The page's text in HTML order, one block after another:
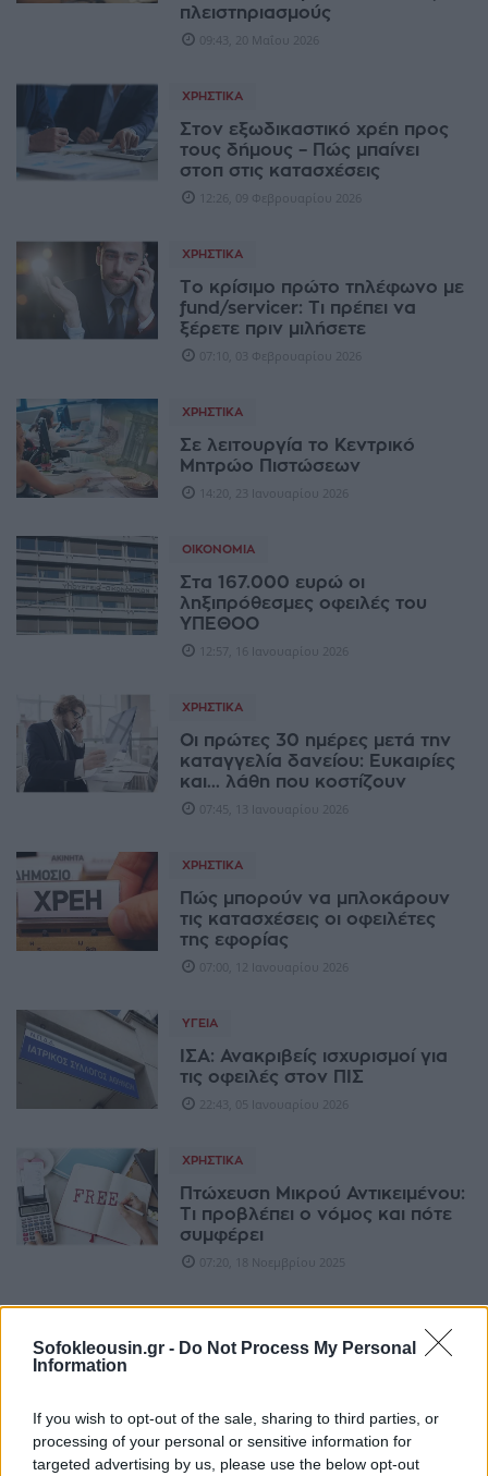
Sofokleousin.gr - Do Not Process My Personal
Information
If you wish to opt-out of the sale, sharing to third parties, or
processing of your personal or sensitive information for
targeted advertising by us, please use the below opt-out
πλειστηριασμούς
09:43, 20 Μαΐου 2026
ΧΡΗΣΤΙΚΆ
Στον εξωδικαστικό χρέη προς
τους δήμους – Πώς μπαίνει
στοπ στις κατασχέσεις
12:26, 09 Φεβρουαρίου 2026
ΧΡΗΣΤΙΚΆ
Το κρίσιμο πρώτο τηλέφωνο με
fund/servicer: Τι πρέπει να
ξέρετε πριν μιλήσετε
07:10, 03 Φεβρουαρίου 2026
ΧΡΗΣΤΙΚΆ
Σε λειτουργία το Κεντρικό
Μητρώο Πιστώσεων
14:20, 23 Ιανουαρίου 2026
ΟΙΚΟΝΟΜΊΑ
Στα 167.000 ευρώ οι
ληξιπρόθεσμες οφειλές του
ΥΠΕΘΟΟ
12:57, 16 Ιανουαρίου 2026
ΧΡΗΣΤΙΚΆ
Οι πρώτες 30 ημέρες μετά την
καταγγελία δανείου: Ευκαιρίες
και... λάθη που κοστίζουν
07:45, 13 Ιανουαρίου 2026
ΧΡΗΣΤΙΚΆ
Πώς μπορούν να μπλοκάρουν
τις κατασχέσεις οι οφειλέτες
της εφορίας
07:00, 12 Ιανουαρίου 2026
ΥΓΕΊΑ
ΙΣΑ: Ανακριβείς ισχυρισμοί για
τις οφειλές στον ΠΙΣ
22:43, 05 Ιανουαρίου 2026
ΧΡΗΣΤΙΚΆ
Πτώχευση Μικρού Αντικειμένου:
Τι προβλέπει ο νόμος και πότε
συμφέρει
07:20, 18 Νοεμβρίου 2025
BEA: Προϋπόθεση για την
Δημοσίου
14:41, 14 Νοεμβρίου 2025